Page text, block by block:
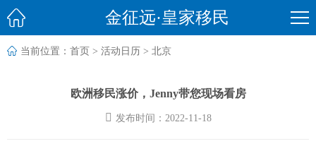
 金征远·皇家移民
 当前位置： 首页 > 活动日历 > 北京
欧洲移民涨价，Jenny带您现场看房
 发布时间：2022-11-18